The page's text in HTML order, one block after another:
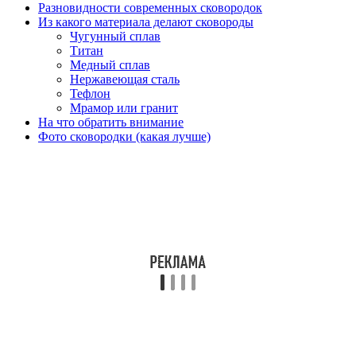
Разновидности современных сковородок
Из какого материала делают сковороды
Чугунный сплав
Титан
Медный сплав
Нержавеющая сталь
Тефлон
Мрамор или гранит
На что обратить внимание
Фото сковородки (какая лучше)